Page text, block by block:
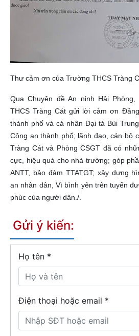
Thư cảm ơn của Trường THCS Tràng
Qua Chuyên đề An ninh Hải
THCS Tràng Cát gửi lời cảm ơn
thành phố và cá nhân Đại tá Bùi
Công an thành phố; lãnh đạo, cán bộ
Tràng Cát và Phòng CSGT đã có
cực, hiệu quả cho nhà trường; góp
ANTT, bảo đảm TTATGT; xây dựng
an nhân dân, Vì bình yên trên tuyến
phúc của người dân./.
Gửi ý kiến:
Họ tên *
Điện thoại hoặc email *